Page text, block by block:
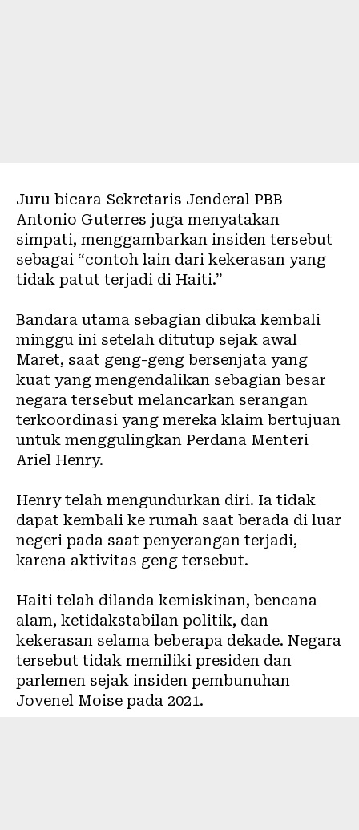
Juru bicara Sekretaris Jenderal PBB
Antonio Guterres juga menyatakan
simpati, menggambarkan insiden tersebut
sebagai “contoh lain dari kekerasan yang
tidak patut terjadi di Haiti.”
Bandara utama sebagian dibuka kembali
minggu ini setelah ditutup sejak awal
Maret, saat geng-geng bersenjata yang
kuat yang mengendalikan sebagian besar
negara tersebut melancarkan serangan
terkoordinasi yang mereka klaim bertujuan
untuk menggulingkan Perdana Menteri
Ariel Henry.
Henry telah mengundurkan diri. Ia tidak
dapat kembali ke rumah saat berada di luar
negeri pada saat penyerangan terjadi,
karena aktivitas geng tersebut.
Haiti telah dilanda kemiskinan, bencana
alam, ketidakstabilan politik, dan
kekerasan selama beberapa dekade. Negara
tersebut tidak memiliki presiden dan
parlemen sejak insiden pembunuhan
Jovenel Moise pada 2021.